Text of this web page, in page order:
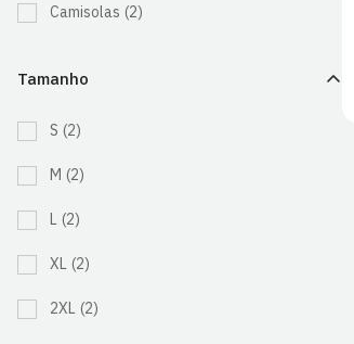
Camisolas (2)
Tamanho
S (2)
M (2)
L (2)
XL (2)
2XL (2)